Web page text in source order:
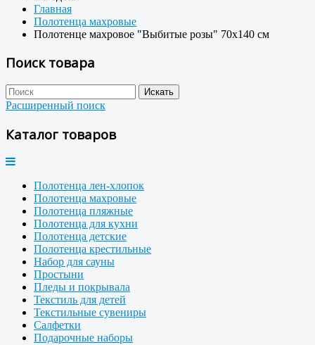
Главная
Полотенца махровые
Полотенце махровое "Выбитые розы" 70x140 см
Поиск товара
Расширенный поиск
Каталог товаров
Полотенца лен-хлопок
Полотенца махровые
Полотенца пляжные
Полотенца для кухни
Полотенца детские
Полотенца крестильные
Набор для сауны
Простыни
Пледы и покрывала
Текстиль для детей
Текстильные сувениры
Салфетки
Подарочные наборы